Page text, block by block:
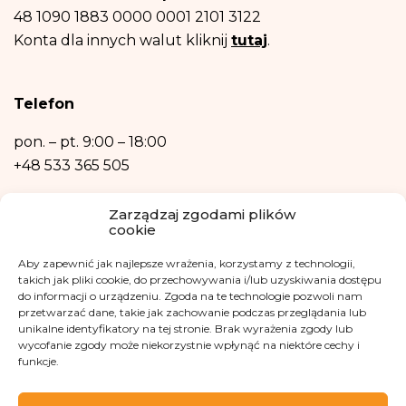
Zarządzaj zgodami plików
cookie
Aby zapewnić jak najlepsze wrażenia, korzystamy z technologii,
takich jak pliki cookie, do przechowywania i/lub uzyskiwania dostępu
do informacji o urządzeniu. Zgoda na te technologie pozwoli nam
przetwarzać dane, takie jak zachowanie podczas przeglądania lub
unikalne identyfikatory na tej stronie. Brak wyrażenia zgody lub
wycofanie zgody może niekorzystnie wpłynąć na niektóre cechy i
funkcje.
danych, prawo wniesienia sprzeciwu, prawo do przenoszenia danych.
Ochrony Danych Osobowych, w razie uznania, iż przetwarzanie danych
Podanie danych osobowych jest niezbędne do zrealizowania ww. celów.
również w formie profilowania.
48 1090 1883 0000 0001 2101 3122
Konta dla innych walut kliknij tutaj.
Telefon
pon. – pt. 9:00 – 18:00
+48 533 365 505
kontakt@fundacjakasisi.pl
Inspektor Danych Osobowych
Klaudia Kwiatkowska
iod@fundacjakasisi.pl